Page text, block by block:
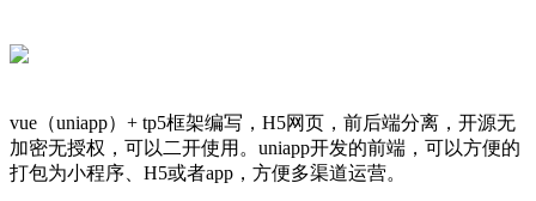
vue（uniapp）+ tp5框架编写，H5网页，前后端分离，开源无
加密无授权，可以二开使用。uniapp开发的前端，可以方便的
打包为小程序、H5或者app，方便多渠道运营。